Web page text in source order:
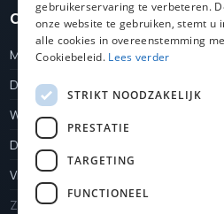
Openingstijden
Maandag
Dinsdag
Woensdag
Donderdag
Vrijdag
Zaterdag
gebruikerservaring te verbeteren.
onze website te gebruiken, stemt u
alle cookies in overeenstemming
Cookiebeleid. Lees verder
STRIKT NOODZAKELIJK
PRESTATIE
TARGETING
FUNCTIONEEL